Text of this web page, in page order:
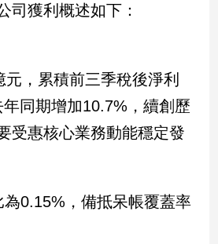
司獲利概述如下：
元，累積前三季稅後淨利
同期增加10.7%，續創歷
受惠核心業務動能穩定發
0.15%，備抵呆帳覆蓋率